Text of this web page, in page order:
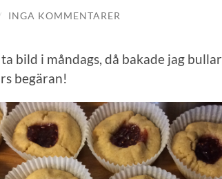
INGA KOMMENTARER
bild i måndags, då bakade jag bullar
begäran!